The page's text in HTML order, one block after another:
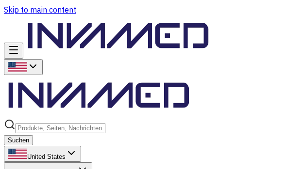
Skip to main content
Suchen
United States